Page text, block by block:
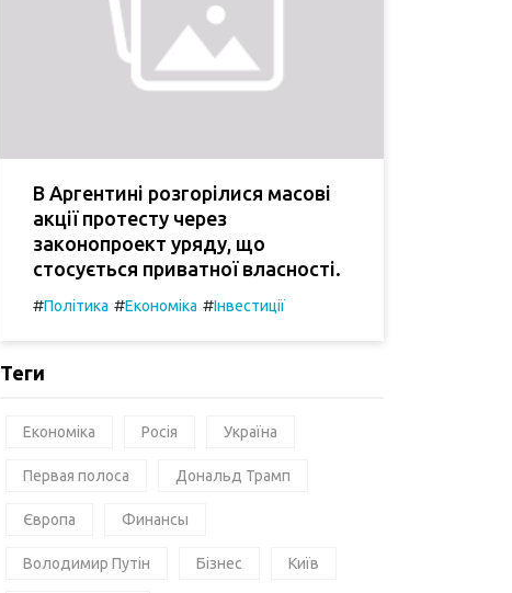
В Аргентині розгорілися масові
акції протесту через
законопроект уряду, що
стосується приватної власності.
#Політика #Економіка #Інвестиції
Теги
Економіка Росія Україна
Первая полоса Дональд Трамп
Європа Финансы
Володимир Путін Бізнес Київ